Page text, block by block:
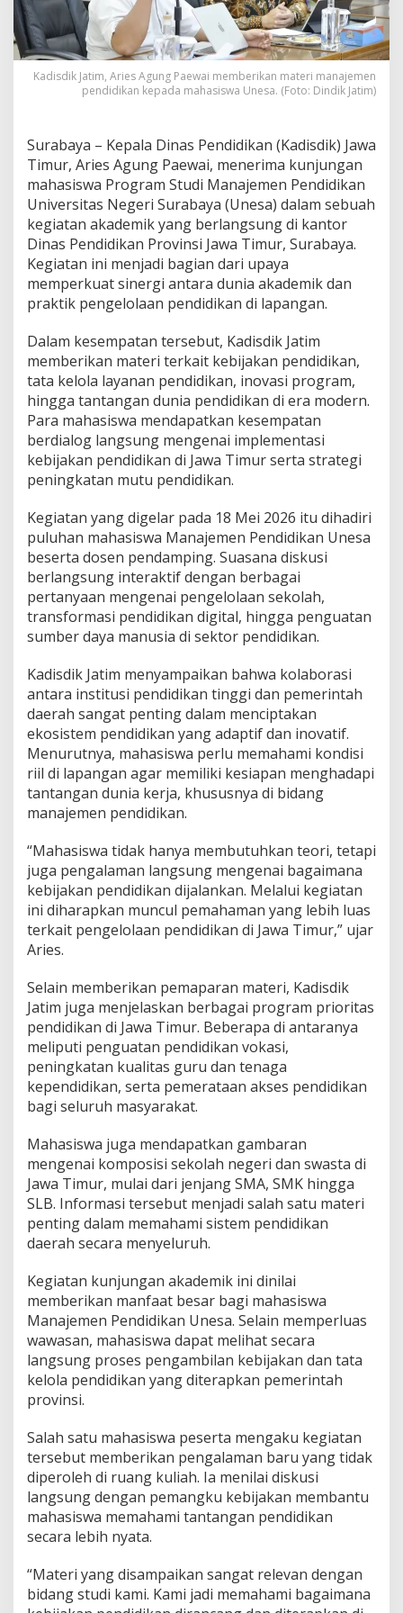
e
r
i
k
e
p
a
M
a
h
a
s
i
s
w
a
M
n
a
j
e
m
e
P
e
n
i
d
i
k
a
n
U
n
e
a
,
P
e
r
k
u
a
t
K
l
a
b
r
a
D
n
i
a
A
k
a
d
m
i
k
d
a
n
P
a
k
t
i
k
P
e
n
d
i
a
n
Kadisdik Jatim, Aries Agung Paewai memberikan materi manajemen
pendidikan kepada mahasiswa Unesa. (Foto: Dindik Jatim)
Surabaya – Kepala Dinas Pendidikan (Kadisdik) Jawa
Timur, Aries Agung Paewai, menerima kunjungan
mahasiswa Program Studi Manajemen Pendidikan
Universitas Negeri Surabaya (Unesa) dalam sebuah
kegiatan akademik yang berlangsung di kantor
Dinas Pendidikan Provinsi Jawa Timur, Surabaya.
Kegiatan ini menjadi bagian dari upaya
memperkuat sinergi antara dunia akademik dan
praktik pengelolaan pendidikan di lapangan.
Dalam kesempatan tersebut, Kadisdik Jatim
memberikan materi terkait kebijakan pendidikan,
tata kelola layanan pendidikan, inovasi program,
hingga tantangan dunia pendidikan di era modern.
Para mahasiswa mendapatkan kesempatan
berdialog langsung mengenai implementasi
kebijakan pendidikan di Jawa Timur serta strategi
peningkatan mutu pendidikan.
Kegiatan yang digelar pada 18 Mei 2026 itu dihadiri
puluhan mahasiswa Manajemen Pendidikan Unesa
beserta dosen pendamping. Suasana diskusi
berlangsung interaktif dengan berbagai
pertanyaan mengenai pengelolaan sekolah,
transformasi pendidikan digital, hingga penguatan
sumber daya manusia di sektor pendidikan.
Kadisdik Jatim menyampaikan bahwa kolaborasi
antara institusi pendidikan tinggi dan pemerintah
daerah sangat penting dalam menciptakan
ekosistem pendidikan yang adaptif dan inovatif.
Menurutnya, mahasiswa perlu memahami kondisi
riil di lapangan agar memiliki kesiapan menghadapi
tantangan dunia kerja, khususnya di bidang
manajemen pendidikan.
“Mahasiswa tidak hanya membutuhkan teori, tetapi
juga pengalaman langsung mengenai bagaimana
kebijakan pendidikan dijalankan. Melalui kegiatan
ini diharapkan muncul pemahaman yang lebih luas
terkait pengelolaan pendidikan di Jawa Timur,” ujar
Aries.
Selain memberikan pemaparan materi, Kadisdik
Jatim juga menjelaskan berbagai program prioritas
pendidikan di Jawa Timur. Beberapa di antaranya
meliputi penguatan pendidikan vokasi,
peningkatan kualitas guru dan tenaga
kependidikan, serta pemerataan akses pendidikan
bagi seluruh masyarakat.
Mahasiswa juga mendapatkan gambaran
mengenai komposisi sekolah negeri dan swasta di
Jawa Timur, mulai dari jenjang SMA, SMK hingga
SLB. Informasi tersebut menjadi salah satu materi
penting dalam memahami sistem pendidikan
daerah secara menyeluruh.
Kegiatan kunjungan akademik ini dinilai
memberikan manfaat besar bagi mahasiswa
Manajemen Pendidikan Unesa. Selain memperluas
wawasan, mahasiswa dapat melihat secara
langsung proses pengambilan kebijakan dan tata
kelola pendidikan yang diterapkan pemerintah
provinsi.
Salah satu mahasiswa peserta mengaku kegiatan
tersebut memberikan pengalaman baru yang tidak
diperoleh di ruang kuliah. Ia menilai diskusi
langsung dengan pemangku kebijakan membantu
mahasiswa memahami tantangan pendidikan
secara lebih nyata.
“Materi yang disampaikan sangat relevan dengan
bidang studi kami. Kami jadi memahami bagaimana